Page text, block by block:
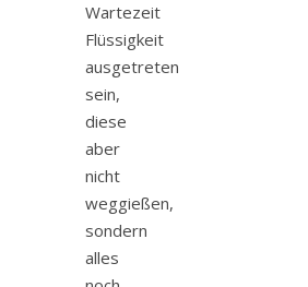
Wartezeit
Flüssigkeit
ausgetreten
sein,
diese
aber
nicht
weggießen,
sondern
alles